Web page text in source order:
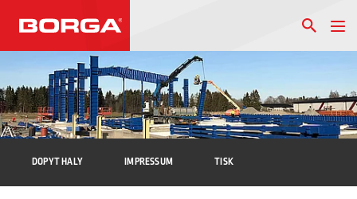
DOPYT HALY IMPRESSUM TISK